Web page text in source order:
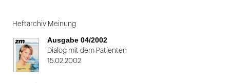
1
von
Heftarchiv Meinung
Ausgabe 04/2002
Dialog mit dem Patienten
15.02.2002